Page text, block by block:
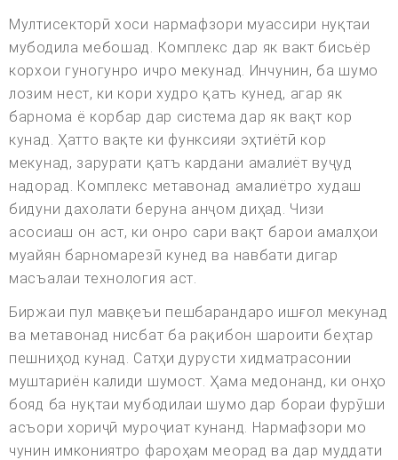
Мултисекторӣ хоси нармафзори муассири нуқтаи
мубодила мебошад. Комплекс дар як вакт бисьёр
корхои гуногунро ичро мекунад. Инчунин, ба шумо
лозим нест, ки кори худро қатъ кунед, агар як
барнома ё корбар дар система дар як вақт кор
кунад. Ҳатто вақте ки функсияи эҳтиётӣ кор
мекунад, зарурати қатъ кардани амалиёт вуҷуд
надорад. Комплекс метавонад амалиётро худаш
бидуни дахолати беруна анҷом диҳад. Чизи
асосиаш он аст, ки онро сари вақт барои амалҳои
муайян барномарезӣ кунед ва навбати дигар
масъалаи технология аст.
Биржаи пул мавқеъи пешбарандаро ишғол мекунад
ва метавонад нисбат ба рақибон шароити беҳтар
пешниҳод кунад. Сатҳи дурусти хидматрасонии
муштариён калиди шумост. Ҳама медонанд, ки онҳо
бояд ба нуқтаи мубодилаи шумо дар бораи фурӯши
асъори хориҷӣ муроҷиат кунанд. Нармафзори мо
чунин имкониятро фароҳам меорад ва дар муддати